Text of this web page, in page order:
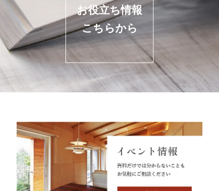
お役立ち情報
こちらから